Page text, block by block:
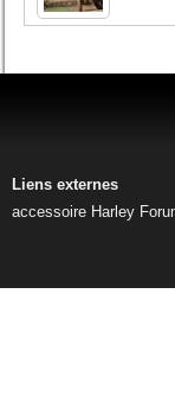
Liens externes
accessoire Harley